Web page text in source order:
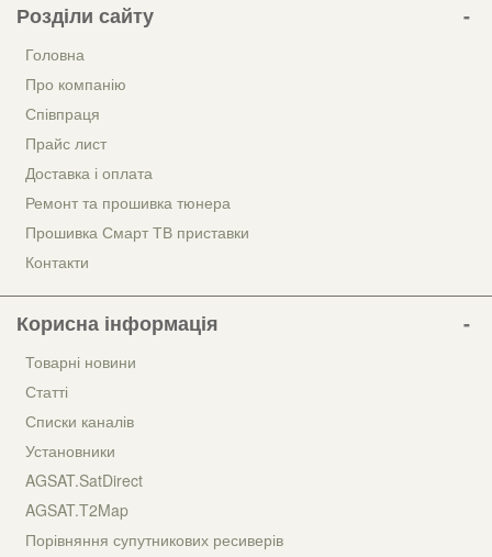
Розділи сайту
Головна
Про компанію
Співпраця
Прайс лист
Доставка і оплата
Ремонт та прошивка тюнера
Прошивка Смарт ТВ приставки
Контакти
Корисна інформація
Товарні новини
Статті
Списки каналів
Установники
AGSAT.SatDirect
AGSAT.T2Map
Порівняння супутникових ресиверів